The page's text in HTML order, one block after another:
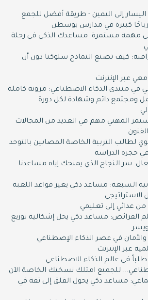
إلى اليمين - طريقة أفضل للجمع
أرباحًا كبيرة في مدارس بوسطن
مهمة مستمرة: مساعدك الذكي في رحلة
كيف تصنع النماذج سلوكنا دون أن
عبر الإنترنت
في منتدى الذكاء الاصطناعي: مرونة كاملة
دائم وشهادة لكل دورة
المهني مهم في العديد من المجالات
لطالب التربية الخاصة المصابين بالتوحد
في حجرة الدراسة
سر النجاح الذي يمنحك إياه مساعدنا
السبعة: مساعد ذكي يغير قواعد اللعبة
الاستراتيجي
من عدائي إلى تعليمي
الفرائض: مساعد ذكي يحل إشكالية توزيع
في عصر الذكاء الإصطناعي
عبر الإنترنت
طلباً في عالم الذكاء الاصطناعي
للجميع امتلك نسختك الخاصة اﻵن
مساعد ذكي يحول القلق إلى ثقة في